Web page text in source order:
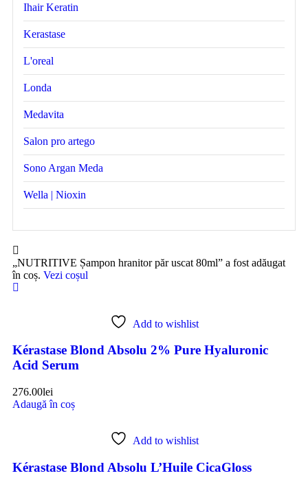
Ihair Keratin
Kerastase
L'oreal
Londa
Medavita
Salon pro artego
Sono Argan Meda
Wella | Nioxin
„NUTRITIVE Șampon hranitor păr uscat 80ml” a fost adăugat
în coș. Vezi coșul
Add to wishlist
Kérastase Blond Absolu 2% Pure Hyaluronic
Acid Serum
276.00lei
Adaugă în coș
Add to wishlist
Kérastase Blond Absolu L’Huile CicaGloss